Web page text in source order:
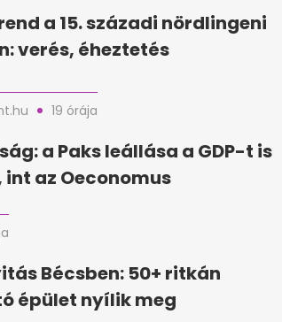
a 15. századi nördlingeni
verés, éheztetés
19 órája
a Paks leállása a GDP-t is
az Oeconomus
Bécsben: 50+ ritkán
épület nyílik meg